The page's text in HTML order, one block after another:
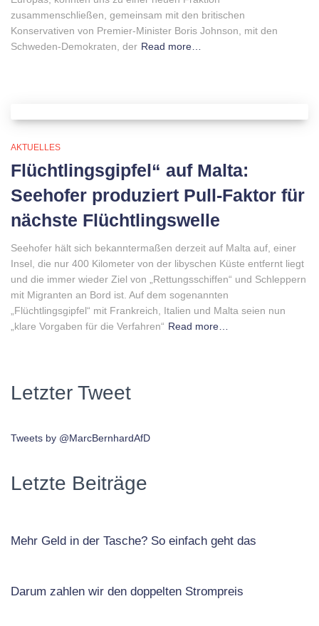
zusammenschließen, gemeinsam mit den britischen
Konservativen von Premier-Minister Boris Johnson, mit den
Schweden-Demokraten, der Read more…
AKTUELLES
Flüchtlingsgipfel“ auf Malta:
Seehofer produziert Pull-Faktor für
nächste Flüchtlingswelle
Seehofer hält sich bekanntermaßen derzeit auf Malta auf, einer
Insel, die nur 400 Kilometer von der libyschen Küste entfernt liegt
und die immer wieder Ziel von „Rettungsschiffen“ und Schleppern
mit Migranten an Bord ist. Auf dem sogenannten
„Flüchtlingsgipfel“ mit Frankreich, Italien und Malta seien nun
„klare Vorgaben für die Verfahren“ Read more…
Letzter Tweet
Tweets by @MarcBernhardAfD
Letzte Beiträge
Mehr Geld in der Tasche? So einfach geht das
Darum zahlen wir den doppelten Strompreis